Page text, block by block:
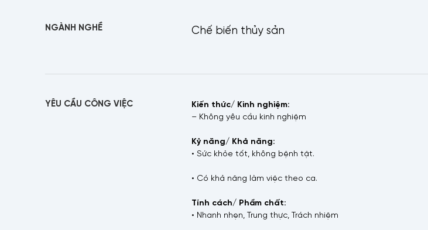
NGÀNH NGHỀ Chế biến thủy sản
YÊU CẦU CÔNG VIỆC Kiến thức/ Kinh nghiệm:
– Không yêu cầu kinh nghiệm
Kỷ năng/ Khả năng:
• Sức khỏe tốt, không bệnh tật.
• Có khả năng làm việc theo ca.
Tính cách/ Phẩm chất:
• Nhanh nhẹn, Trung thực, Trách nhiệm
Số điện thoại
Nội dung